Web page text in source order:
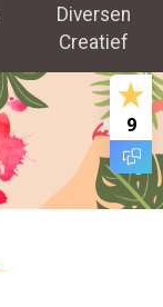
Diversen
Creatief
9